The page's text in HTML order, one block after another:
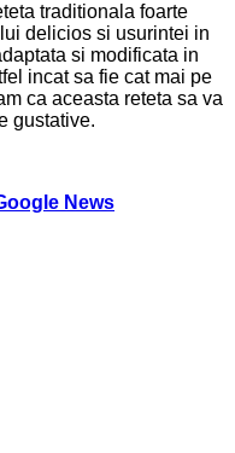
traditionala foarte
delicios si usurintei in
si modificata in
incat sa fie cat mai pe
ca aceasta reteta sa va
gustative.
News